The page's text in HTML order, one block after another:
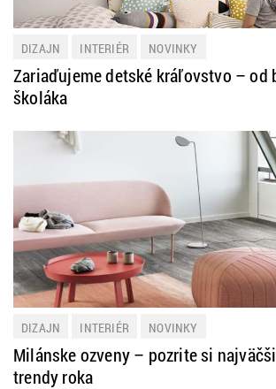
Zariaďujeme detské kráľovstvo – od
školáka
DIZAJN INTERIÉR NOVINKY
Milánske ozveny – pozrite si
trendy roka
DIZAJN INTERIÉR NOVINKY